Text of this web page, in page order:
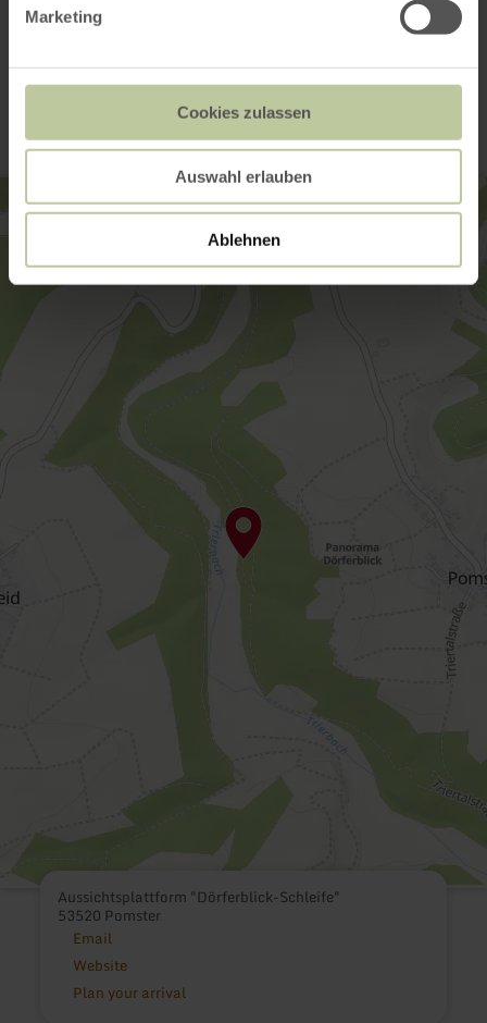
Marketing
Cookies zulassen
Auswahl erlauben
Ablehnen
Contact
Aussichtsplattform "Dörferblick-Schleife"
53520 Pomster
Email
Website
Plan your arrival